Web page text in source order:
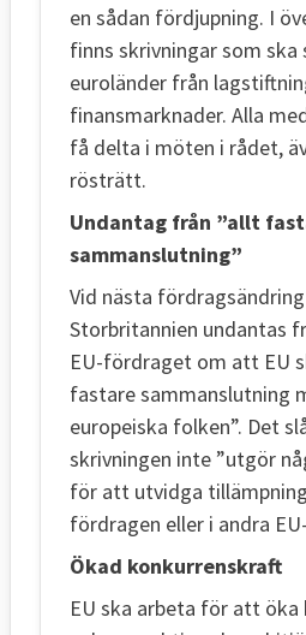
en sådan fördjupning. I
finns skrivningar som ska
euroländer från
finansmarknader. Alla
få delta i möten i rådet,
rösträtt.
Undantag från ”allt
sammanslutning”
Vid nästa
Storbritannien undantas
EU-fördraget om att EU
fastare sammanslutning
europeiska folken”. Det
skrivningen inte ”utgör
för att utvidga
fördragen eller i andra
Ökad konkurrenskraft
EU ska arbeta för att